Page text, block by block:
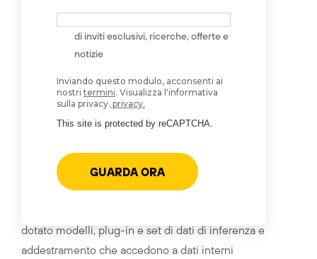
Le organizzazioni stanno adottando rapidamente
dotato modelli, plug-in e set di dati di inferenza e
addestramento che accedono a dati interni
di inviti esclusivi, ricerche, offerte e
notizie
Inviando questo modulo, acconsenti ai
nostritermini. Visualizza l'informativa
sulla privacy. privacy.
This site is protected by reCAPTCHA.
GUARDA ORA